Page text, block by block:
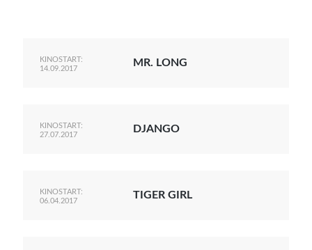
KINOSTART:
14.09.2017
MR. LONG
KINOSTART:
27.07.2017
DJANGO
KINOSTART:
06.04.2017
TIGER GIRL